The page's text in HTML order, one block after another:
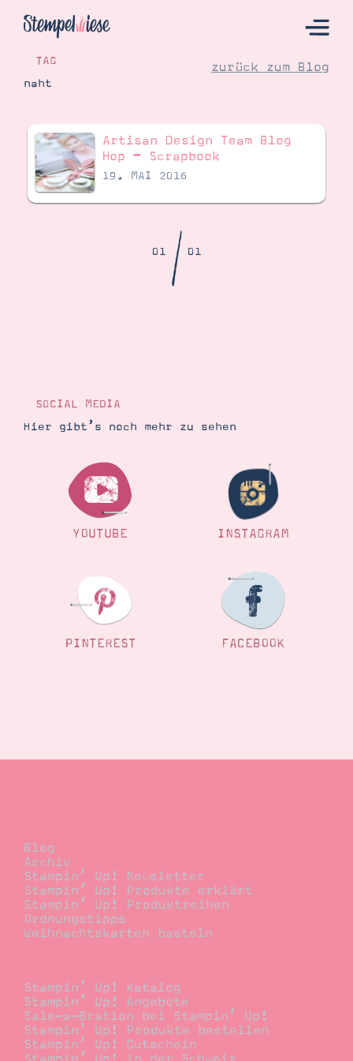
Hier Starten
Katalog
Bestellen
Kontakt
Produkte erklärt
Über mich
Über Stampin’ Up!
TAG
naht
zurück zum Blog
Artisan Design Team Blog
Hop – Scrapbook
19. MAI 2016
01/01
SOCIAL MEDIA
Hier gibt’s noch mehr zu sehen
YOUTUBE INSTAGRAM
PINTEREST FACEBOOK
Blog
Archiv
Stampin’ Up! Newsletter
Stampin’ Up! Produkte erklärt
Stampin’ Up! Produktreihen
Ordnungstipps
Weihnachtskarten basteln
Stampin’ Up! Katalog
Stampin’ Up! Angebote
Sale-a-Bration bei Stampin’ Up!
Stampin’ Up! Produkte bestellen
Stampin’ Up! Gutschein